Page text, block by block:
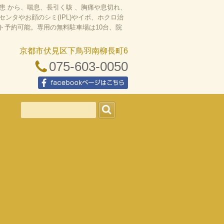
から、喘息、長引く咳 、胸痛や息切れ、
ンタやお顔のシミ(IPL)やイボ、ホクロ治
予約可能。専用の無料駐車場は10台、院
京都市伏見区下鳥羽南柳長町6
075-603-0050
facebookページはこちら